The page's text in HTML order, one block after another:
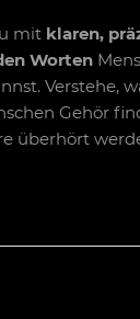
mit klaren,
Worten
Verstehe,
Gehör
überhört